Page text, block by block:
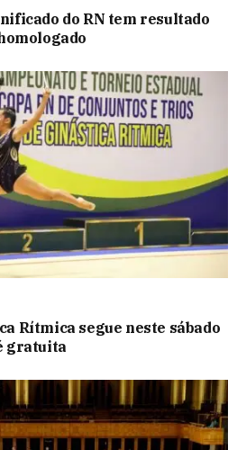
do RN tem resultado
Rítmica segue neste sábado
gratuita